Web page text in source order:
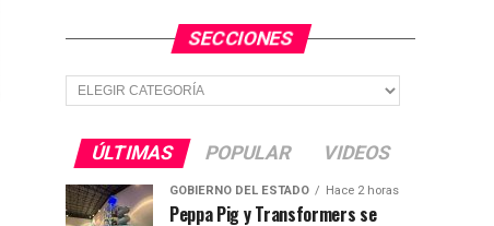
SECCIONES
Secciones
ÚLTIMAS POPULAR VIDEOS
GOBIERNO DEL ESTADO Hace 2 horas
Peppa Pig y Transformers se